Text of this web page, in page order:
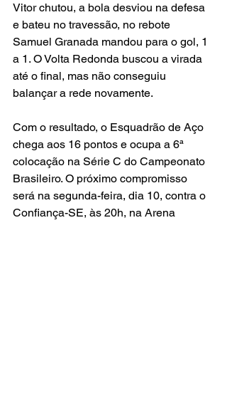
Vitor chutou, a bola desviou na defesa
e bateu no travessão, no rebote
Samuel Granada mandou para o gol, 1
a 1. O Volta Redonda buscou a virada
até o final, mas não conseguiu
balançar a rede novamente.
Com o resultado, o Esquadrão de Aço
chega aos 16 pontos e ocupa a 6ª
colocação na Série C do Campeonato
Brasileiro. O próximo compromisso
será na segunda-feira, dia 10, contra o
Confiança-SE, às 20h, na Arena